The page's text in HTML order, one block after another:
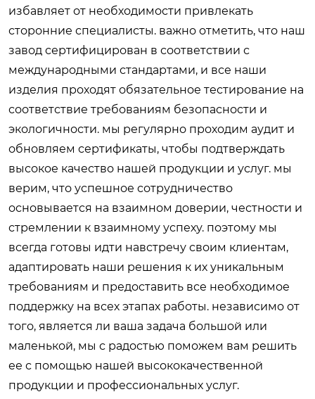
избавляет от необходимости привлекать
сторонние специалисты. важно отметить, что наш
завод сертифицирован в соответствии с
международными стандартами, и все наши
изделия проходят обязательное тестирование на
соответствие требованиям безопасности и
экологичности. мы регулярно проходим аудит и
обновляем сертификаты, чтобы подтверждать
высокое качество нашей продукции и услуг. мы
верим, что успешное сотрудничество
основывается на взаимном доверии, честности и
стремлении к взаимному успеху. поэтому мы
всегда готовы идти навстречу своим клиентам,
адаптировать наши решения к их уникальным
требованиям и предоставить все необходимое
поддержку на всех этапах работы. независимо от
того, является ли ваша задача большой или
маленькой, мы с радостью поможем вам решить
ее с помощью нашей высококачественной
продукции и профессиональных услуг.